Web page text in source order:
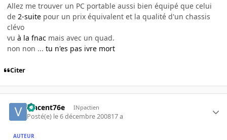
Allez me trouver un PC portable aussi bien équipé que celui
de 2-suite pour un prix équivalent et la qualité d'un chassis
clévo
vu à la fnac mais avec un quad.
non non ... tu n'es pas ivre mort
Citer
vincent76e INpactien
Posté(e) le 6 décembre 200817 a
AUTEUR